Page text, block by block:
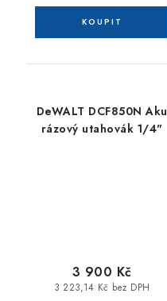
DeWALT DCF850N Aku
rázový utahovák 1/4"
3 223,14 Kč bez DPH
3 900 Kč